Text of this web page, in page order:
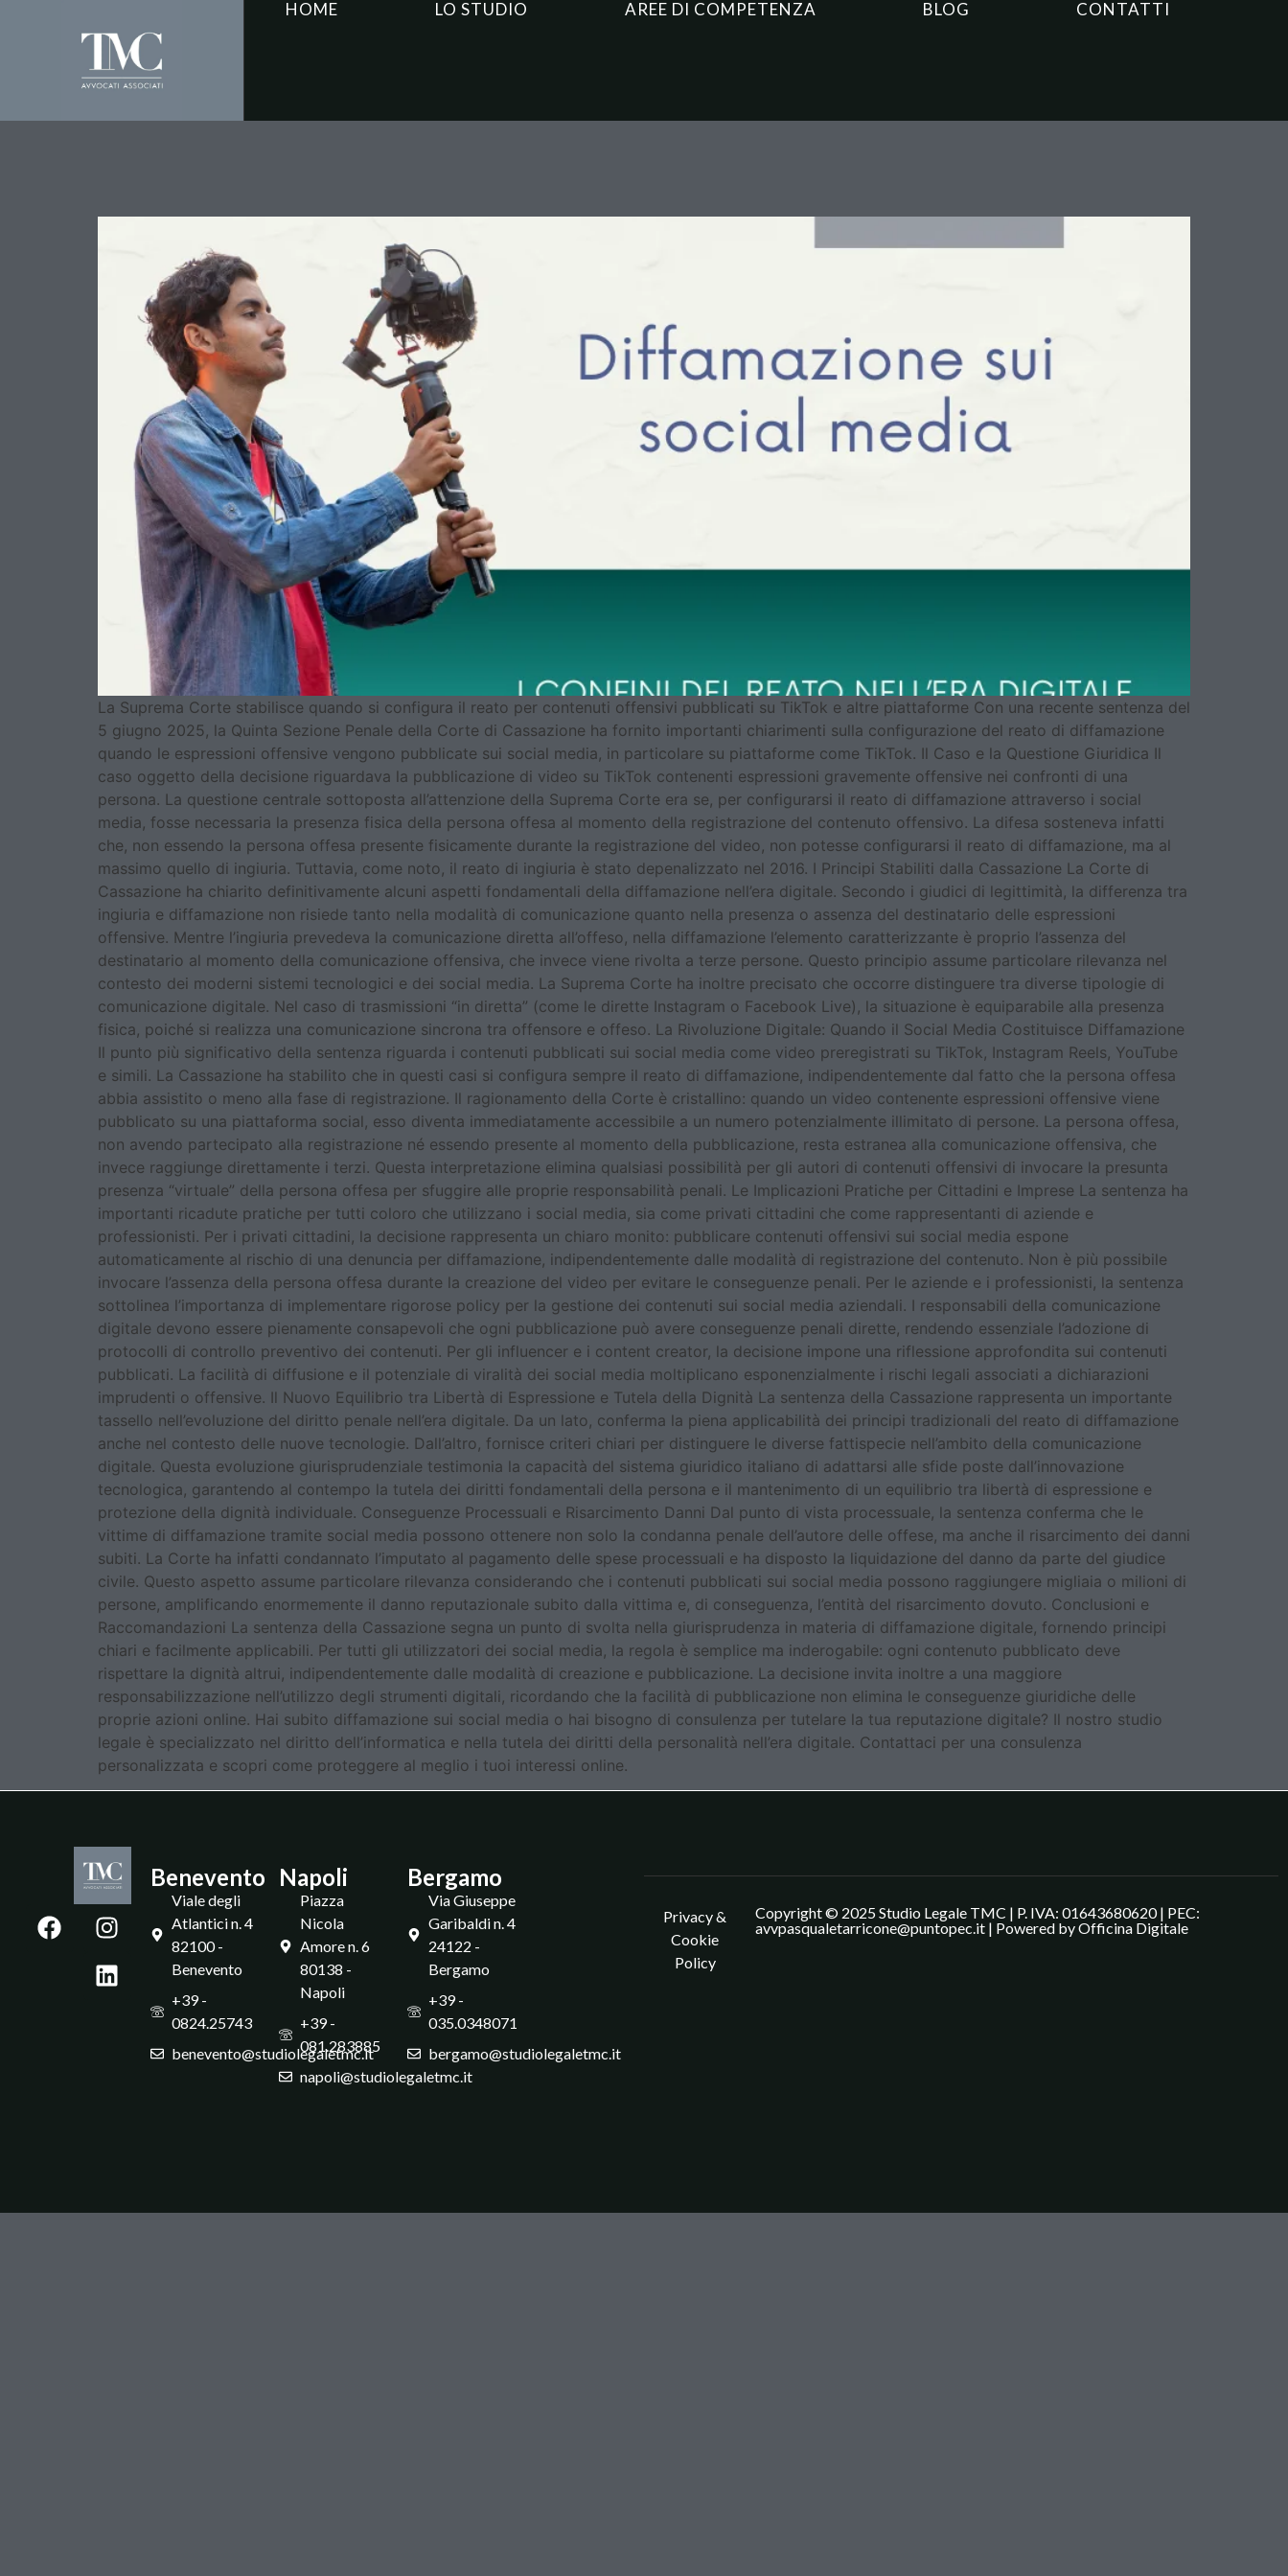
HOME LO STUDIO AREE DI COMPETENZA BLOG CONTATTI
La Suprema Corte stabilisce quando si configura il reato per contenuti offensivi pubblicati su TikTok e altre piattaforme Con una recente sentenza del
5 giugno 2025, la Quinta Sezione Penale della Corte di Cassazione ha fornito importanti chiarimenti sulla configurazione del reato di diffamazione
quando le espressioni offensive vengono pubblicate sui social media, in particolare su piattaforme come TikTok. Il Caso e la Questione Giuridica Il
caso oggetto della decisione riguardava la pubblicazione di video su TikTok contenenti espressioni gravemente offensive nei confronti di una
persona. La questione centrale sottoposta all’attenzione della Suprema Corte era se, per configurarsi il reato di diffamazione attraverso i social
media, fosse necessaria la presenza fisica della persona offesa al momento della registrazione del contenuto offensivo. La difesa sosteneva infatti
che, non essendo la persona offesa presente fisicamente durante la registrazione del video, non potesse configurarsi il reato di diffamazione, ma al
massimo quello di ingiuria. Tuttavia, come noto, il reato di ingiuria è stato depenalizzato nel 2016. I Principi Stabiliti dalla Cassazione La Corte di
Cassazione ha chiarito definitivamente alcuni aspetti fondamentali della diffamazione nell’era digitale. Secondo i giudici di legittimità, la differenza tra
ingiuria e diffamazione non risiede tanto nella modalità di comunicazione quanto nella presenza o assenza del destinatario delle espressioni
offensive. Mentre l’ingiuria prevedeva la comunicazione diretta all’offeso, nella diffamazione l’elemento caratterizzante è proprio l’assenza del
destinatario al momento della comunicazione offensiva, che invece viene rivolta a terze persone. Questo principio assume particolare rilevanza nel
contesto dei moderni sistemi tecnologici e dei social media. La Suprema Corte ha inoltre precisato che occorre distinguere tra diverse tipologie di
comunicazione digitale. Nel caso di trasmissioni “in diretta” (come le dirette Instagram o Facebook Live), la situazione è equiparabile alla presenza
fisica, poiché si realizza una comunicazione sincrona tra offensore e offeso. La Rivoluzione Digitale: Quando il Social Media Costituisce Diffamazione
Il punto più significativo della sentenza riguarda i contenuti pubblicati sui social media come video preregistrati su TikTok, Instagram Reels, YouTube
e simili. La Cassazione ha stabilito che in questi casi si configura sempre il reato di diffamazione, indipendentemente dal fatto che la persona offesa
abbia assistito o meno alla fase di registrazione. Il ragionamento della Corte è cristallino: quando un video contenente espressioni offensive viene
pubblicato su una piattaforma social, esso diventa immediatamente accessibile a un numero potenzialmente illimitato di persone. La persona offesa,
non avendo partecipato alla registrazione né essendo presente al momento della pubblicazione, resta estranea alla comunicazione offensiva, che
invece raggiunge direttamente i terzi. Questa interpretazione elimina qualsiasi possibilità per gli autori di contenuti offensivi di invocare la presunta
presenza “virtuale” della persona offesa per sfuggire alle proprie responsabilità penali. Le Implicazioni Pratiche per Cittadini e Imprese La sentenza ha
importanti ricadute pratiche per tutti coloro che utilizzano i social media, sia come privati cittadini che come rappresentanti di aziende e
professionisti. Per i privati cittadini, la decisione rappresenta un chiaro monito: pubblicare contenuti offensivi sui social media espone
automaticamente al rischio di una denuncia per diffamazione, indipendentemente dalle modalità di registrazione del contenuto. Non è più possibile
invocare l’assenza della persona offesa durante la creazione del video per evitare le conseguenze penali. Per le aziende e i professionisti, la sentenza
sottolinea l’importanza di implementare rigorose policy per la gestione dei contenuti sui social media aziendali. I responsabili della comunicazione
digitale devono essere pienamente consapevoli che ogni pubblicazione può avere conseguenze penali dirette, rendendo essenziale l’adozione di
protocolli di controllo preventivo dei contenuti. Per gli influencer e i content creator, la decisione impone una riflessione approfondita sui contenuti
pubblicati. La facilità di diffusione e il potenziale di viralità dei social media moltiplicano esponenzialmente i rischi legali associati a dichiarazioni
imprudenti o offensive. Il Nuovo Equilibrio tra Libertà di Espressione e Tutela della Dignità La sentenza della Cassazione rappresenta un importante
tassello nell’evoluzione del diritto penale nell’era digitale. Da un lato, conferma la piena applicabilità dei principi tradizionali del reato di diffamazione
anche nel contesto delle nuove tecnologie. Dall’altro, fornisce criteri chiari per distinguere le diverse fattispecie nell’ambito della comunicazione
digitale. Questa evoluzione giurisprudenziale testimonia la capacità del sistema giuridico italiano di adattarsi alle sfide poste dall’innovazione
tecnologica, garantendo al contempo la tutela dei diritti fondamentali della persona e il mantenimento di un equilibrio tra libertà di espressione e
protezione della dignità individuale. Conseguenze Processuali e Risarcimento Danni Dal punto di vista processuale, la sentenza conferma che le
vittime di diffamazione tramite social media possono ottenere non solo la condanna penale dell’autore delle offese, ma anche il risarcimento dei danni
subiti. La Corte ha infatti condannato l’imputato al pagamento delle spese processuali e ha disposto la liquidazione del danno da parte del giudice
civile. Questo aspetto assume particolare rilevanza considerando che i contenuti pubblicati sui social media possono raggiungere migliaia o milioni di
persone, amplificando enormemente il danno reputazionale subito dalla vittima e, di conseguenza, l’entità del risarcimento dovuto. Conclusioni e
Raccomandazioni La sentenza della Cassazione segna un punto di svolta nella giurisprudenza in materia di diffamazione digitale, fornendo principi
chiari e facilmente applicabili. Per tutti gli utilizzatori dei social media, la regola è semplice ma inderogabile: ogni contenuto pubblicato deve
rispettare la dignità altrui, indipendentemente dalle modalità di creazione e pubblicazione. La decisione invita inoltre a una maggiore
responsabilizzazione nell’utilizzo degli strumenti digitali, ricordando che la facilità di pubblicazione non elimina le conseguenze giuridiche delle
proprie azioni online. Hai subito diffamazione sui social media o hai bisogno di consulenza per tutelare la tua reputazione digitale? Il nostro studio
legale è specializzato nel diritto dell’informatica e nella tutela dei diritti della personalità nell’era digitale. Contattaci per una consulenza
personalizzata e scopri come proteggere al meglio i tuoi interessi online.
Benevento
Viale degli
Atlantici n. 4
82100 -
Benevento
+39 -
0824.25743
benevento@studiolegaletmc.it
Napoli
Piazza
Nicola
Amore n. 6
80138 -
Napoli
+39 -
081.283885
napoli@studiolegaletmc.it
Bergamo
Via Giuseppe
Garibaldi n. 4
24122 -
Bergamo
+39 -
035.0348071
bergamo@studiolegaletmc.it
Privacy &
Cookie
Policy
Copyright © 2025 Studio Legale TMC | P. IVA: 01643680620 | PEC:
avvpasqualetarricone@puntopec.it | Powered byOfficina Digitale